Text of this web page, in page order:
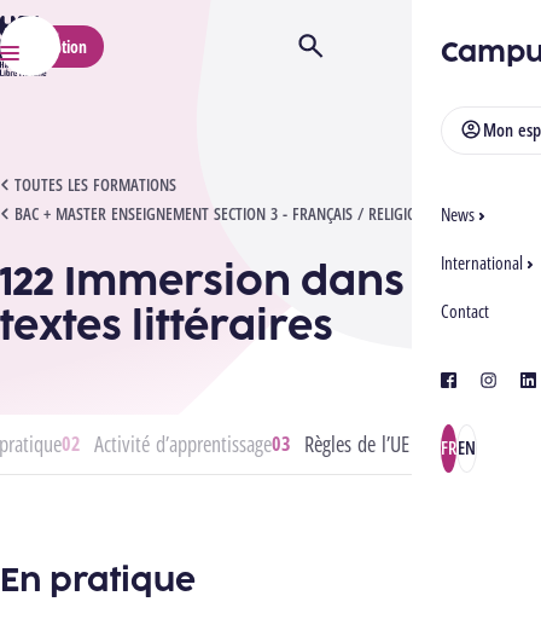
HELMo
Menu
Mon
News
International
Contact
facebook
FREN
Inscription Ouvrir/Fermer la recherche
TOUTES LES FORMATIONS
BAC + MASTER ENSEIGNEMENT SECTION 3 - FRANÇAIS / RELIGION
122 IMMERSION DANS LES TEXTES LITTÉRAIRES
122 Immersion dans les
textes littéraires
Activité d’apprentissage Règles de l’UE
En pratique